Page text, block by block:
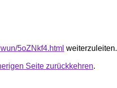
5oZNkf4.html weiterzuleiten.
Seite zurückkehren.